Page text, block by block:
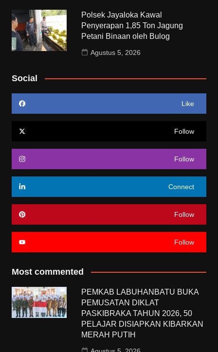
Polsek Jayaloka Kawal
Penyerapan 1,85 Ton Jagung
Petani Binaan oleh Bulog
Agustus 5, 2026
Social
Like
Follow
Follow
Connect
Follow
Follow
Most commented
PEMKAB LABUHANBATU BUKA
PEMUSATAN DIKLAT
PASKIBRAKA TAHUN 2026, 50
PELAJAR DISIAPKAN KIBARKAN
MERAH PUTIH